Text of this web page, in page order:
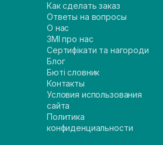
Как сделать заказ
Ответы на вопросы
О нас
ЗМІ про нас
Сертифікати та нагороди
Блог
Бюті словник
Контакты
Условия использования
сайта
Политика
конфиденциальности